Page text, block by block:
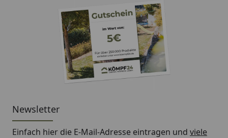
Newsletter
Einfach hier die E-Mail-Adresse eintragen und viele